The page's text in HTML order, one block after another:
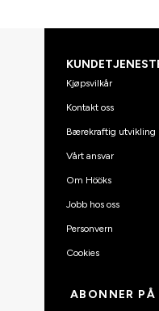
Kjøpsvilkår
Kontakt oss
Bærekraftig utvikling
Vårt ansvar
Om Hööks
Jobb hos oss
Personvern
Cookies
ABONNER PÅ